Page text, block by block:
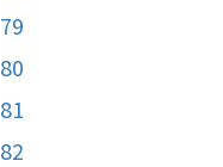
79
80
81
82